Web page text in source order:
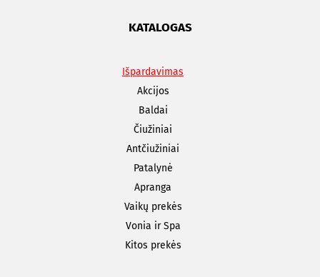
KATALOGAS
Išpardavimas
Akcijos
Baldai
Čiužiniai
Antčiužiniai
Patalynė
Apranga
Vaikų prekės
Vonia ir Spa
Kitos prekės